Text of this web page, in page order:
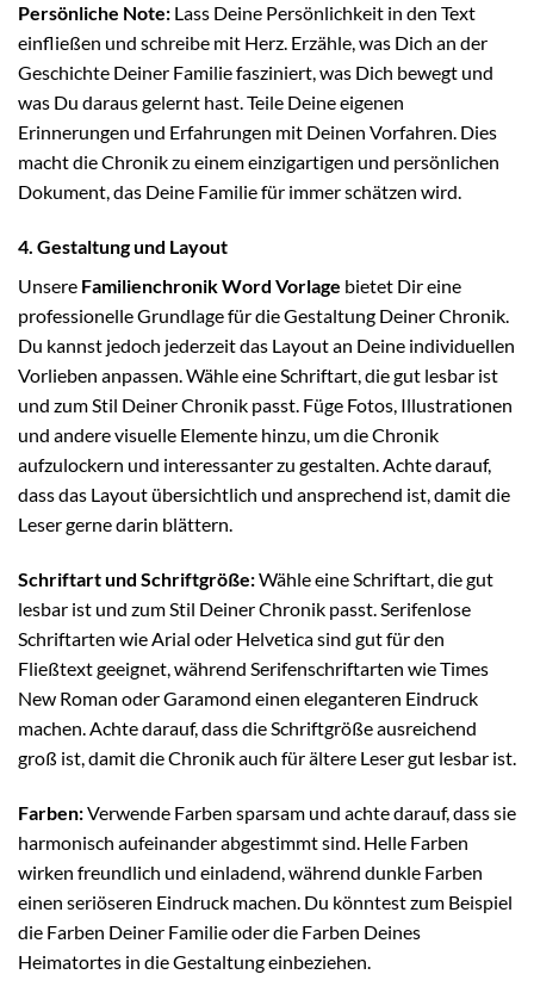
Persönliche Note: Lass Deine Persönlichkeit in den Text
einfließen und schreibe mit Herz. Erzähle, was Dich an der
Geschichte Deiner Familie fasziniert, was Dich bewegt und
was Du daraus gelernt hast. Teile Deine eigenen
Erinnerungen und Erfahrungen mit Deinen Vorfahren. Dies
macht die Chronik zu einem einzigartigen und persönlichen
Dokument, das Deine Familie für immer schätzen wird.
4. Gestaltung und Layout
Unsere Familienchronik Word Vorlage bietet Dir eine
professionelle Grundlage für die Gestaltung Deiner Chronik.
Du kannst jedoch jederzeit das Layout an Deine individuellen
Vorlieben anpassen. Wähle eine Schriftart, die gut lesbar ist
und zum Stil Deiner Chronik passt. Füge Fotos, Illustrationen
und andere visuelle Elemente hinzu, um die Chronik
aufzulockern und interessanter zu gestalten. Achte darauf,
dass das Layout übersichtlich und ansprechend ist, damit die
Leser gerne darin blättern.
Schriftart und Schriftgröße:Wähle eine Schriftart, die gut
lesbar ist und zum Stil Deiner Chronik passt. Serifenlose
Schriftarten wie Arial oder Helvetica sind gut für den
Fließtext geeignet, während Serifenschriftarten wie Times
New Roman oder Garamond einen eleganteren Eindruck
machen. Achte darauf, dass die Schriftgröße ausreichend
groß ist, damit die Chronik auch für ältere Leser gut lesbar ist.
Farben:Verwende Farben sparsam und achte darauf, dass sie
harmonisch aufeinander abgestimmt sind. Helle Farben
wirken freundlich und einladend, während dunkle Farben
einen seriöseren Eindruck machen. Du könntest zum Beispiel
die Farben Deiner Familie oder die Farben Deines
Heimatortes in die Gestaltung einbeziehen.